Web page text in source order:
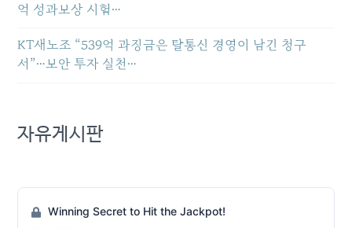
억 성과보상 시험…
KT새노조 “539억 과징금은 탈통신 경영이 남긴 청구
서”…보안 투자 실천…
자유게시판
Winning Secret to Hit the Jackpot!